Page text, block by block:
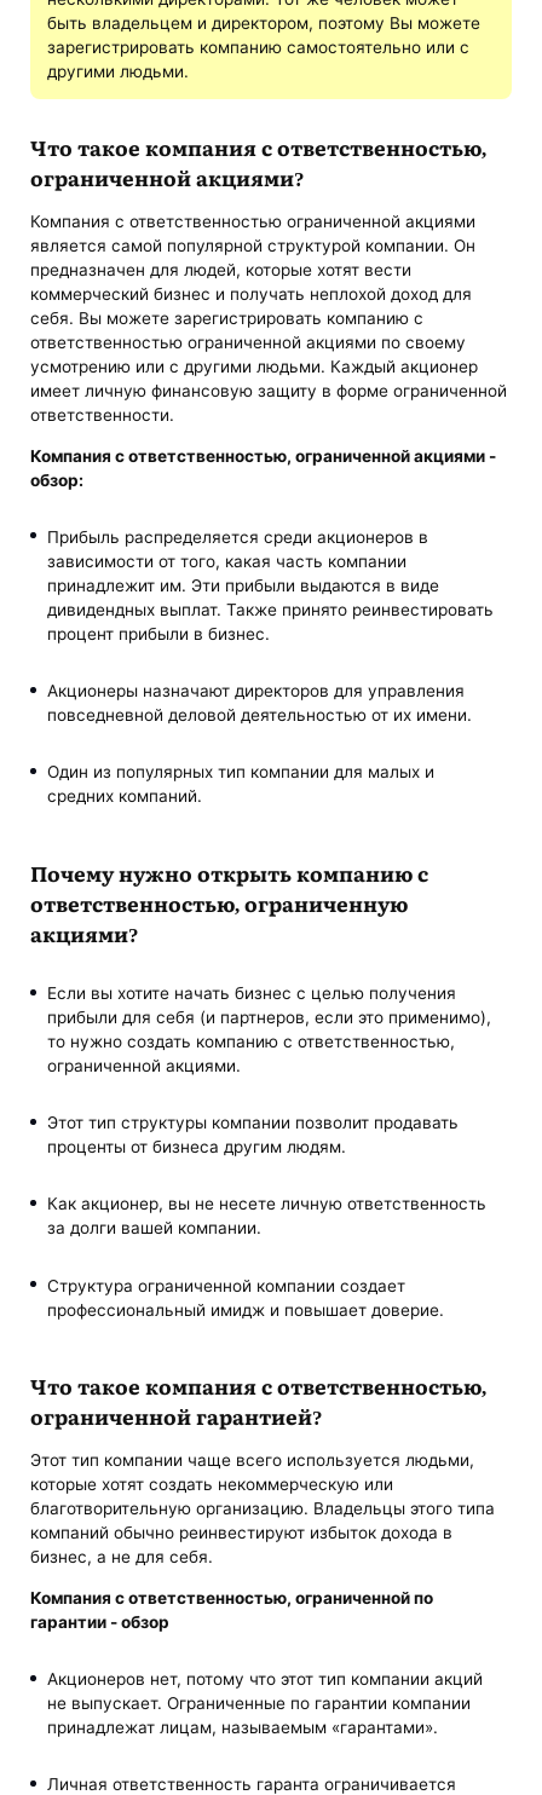
быть владельцем и директором, поэтому Вы можете
зарегистрировать компанию самостоятельно или с
другими людьми.
Что такое компания с ответственностью,
ограниченной акциями?
Компания с ответственностью ограниченной акциями
является самой популярной структурой компании. Он
предназначен для людей, которые хотят вести
коммерческий бизнес и получать неплохой доход для
себя. Вы можете зарегистрировать компанию с
ответственностью ограниченной акциями по своему
усмотрению или с другими людьми. Каждый акционер
имеет личную финансовую защиту в форме ограниченной
ответственности.
Компания с ответственностью, ограниченной акциями -
обзор:
Прибыль распределяется среди акционеров в
зависимости от того, какая часть компании
принадлежит им. Эти прибыли выдаются в виде
дивидендных выплат. Также принято реинвестировать
процент прибыли в бизнес.
Акционеры назначают директоров для управления
повседневной деловой деятельностью от их имени.
Один из популярных тип компании для малых и
средних компаний.
Почему нужно открыть компанию с
ответственностью, ограниченную
акциями?
Если вы хотите начать бизнес с целью получения
прибыли для себя (и партнеров, если это применимо),
то нужно создать компанию с ответственностью,
ограниченной акциями.
Этот тип структуры компании позволит продавать
проценты от бизнеса другим людям.
Как акционер, вы не несете личную ответственность
за долги вашей компании.
Структура ограниченной компании создает
профессиональный имидж и повышает доверие.
Что такое компания с ответственностью,
ограниченной гарантией?
Этот тип компании чаще всего используется людьми,
которые хотят создать некоммерческую или
благотворительную организацию. Владельцы этого типа
компаний обычно реинвестируют избыток дохода в
бизнес, а не для себя.
Компания с ответственностью, ограниченной по
гарантии - обзор
Акционеров нет, потому что этот тип компании акций
не выпускает. Ограниченные по гарантии компании
принадлежат лицам, называемым «гарантами».
Личная ответственность гаранта ограничивается